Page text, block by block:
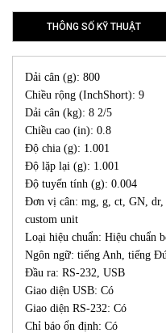
THÔNG SỐ KỸ THUẬT
Dải cân (g): 800
Chiều rộng (InchShort): 9
Dải cân (kg): 8 2/5
Chiều cao (in): 0.8
Độ chia (g): 1.001
Độ lặp lại (g): 1.001
Độ tuyến tính (g): 0.004
Đơn vị cân: mg, g, ct, GN,
custom unit
Loại hiệu chuẩn: Hiệu chuẩn
Ngôn ngữ: tiếng Anh, tiếng
Đầu ra: RS-232, USB
Giao diện USB: Có
Giao diện RS-232: Có
Chỉ báo ổn định: Có